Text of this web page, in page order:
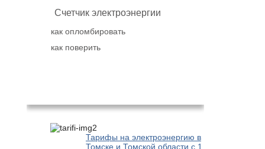
Счетчик электроэнергии
как опломбировать
как поверить
Тарифы на электроэнергию в
Томске и Томской области с 1